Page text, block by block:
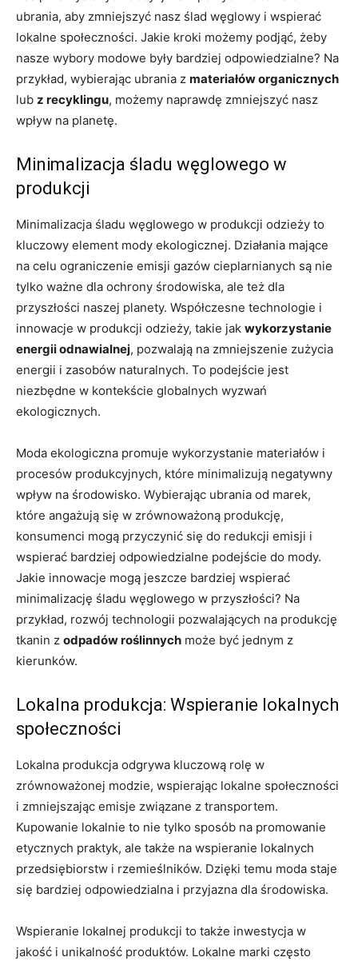
ubrania, aby zmniejszyć nasz ślad węglowy i wspierać
lokalne społeczności. Jakie kroki możemy podjąć, żeby
nasze wybory modowe były bardziej odpowiedzialne? Na
przykład, wybierając ubrania z materiałów organicznych
lub z recyklingu, możemy naprawdę zmniejszyć nasz
wpływ na planetę.
Minimalizacja śladu węglowego w
produkcji
Minimalizacja śladu węglowego w produkcji odzieży to
kluczowy element mody ekologicznej. Działania mające
na celu ograniczenie emisji gazów cieplarnianych są nie
tylko ważne dla ochrony środowiska, ale też dla
przyszłości naszej planety. Współczesne technologie i
innowacje w produkcji odzieży, takie jak wykorzystanie
energii odnawialnej, pozwalają na zmniejszenie zużycia
energii i zasobów naturalnych. To podejście jest
niezbędne w kontekście globalnych wyzwań
ekologicznych.
Moda ekologiczna promuje wykorzystanie materiałów i
procesów produkcyjnych, które minimalizują negatywny
wpływ na środowisko. Wybierając ubrania od marek,
które angażują się w zrównoważoną produkcję,
konsumenci mogą przyczynić się do redukcji emisji i
wspierać bardziej odpowiedzialne podejście do mody.
Jakie innowacje mogą jeszcze bardziej wspierać
minimalizację śladu węglowego w przyszłości? Na
przykład, rozwój technologii pozwalających na produkcję
tkanin z odpadów roślinnych może być jednym z
kierunków.
Lokalna produkcja: Wspieranie lokalnych
społeczności
Lokalna produkcja odgrywa kluczową rolę w
zrównoważonej modzie, wspierając lokalne społeczności
i zmniejszając emisje związane z transportem.
Kupowanie lokalnie to nie tylko sposób na promowanie
etycznych praktyk, ale także na wspieranie lokalnych
przedsiębiorstw i rzemieślników. Dzięki temu moda staje
się bardziej odpowiedzialna i przyjazna dla środowiska.
Wspieranie lokalnej produkcji to także inwestycja w
jakość i unikalność produktów. Lokalne marki często